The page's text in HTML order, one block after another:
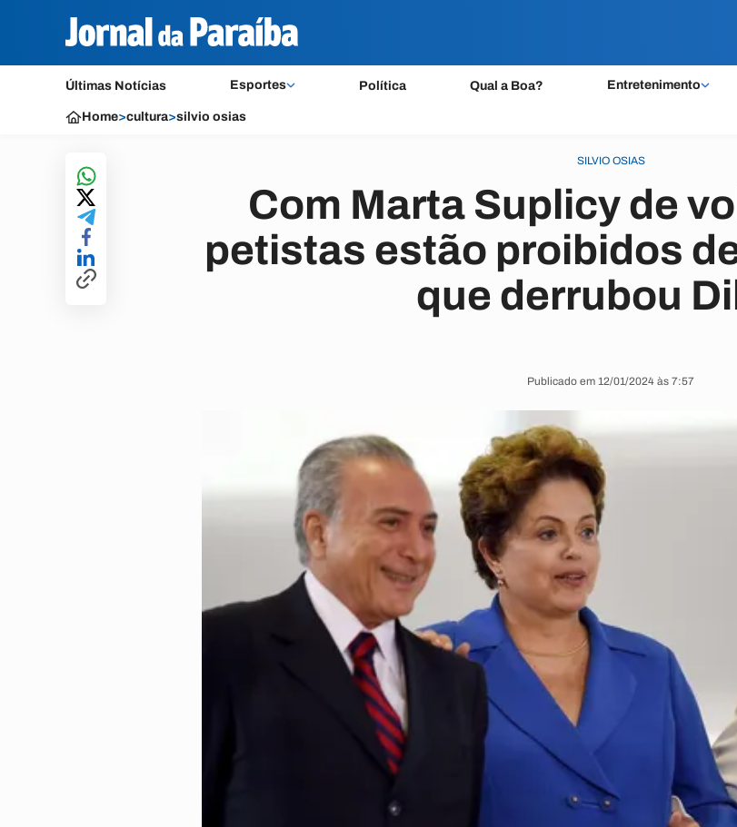
Últimas Notícias Esportes Política Qual a Boa? Entretenimento
Home>cultura>silvio osias
SILVIO OSIAS
Com Marta Suplicy de
petistas estão proibidos
que derrubou
Publicado em 12/01/2024 às 7:57